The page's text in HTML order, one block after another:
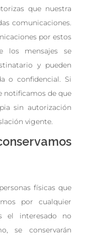
que nuestra
comunicaciones.
por estos
los mensajes se
y pueden
o confidencial. Si
notificamos de que
sin autorización
vigente.
físicas que
por cualquier
el interesado no
se conservarán